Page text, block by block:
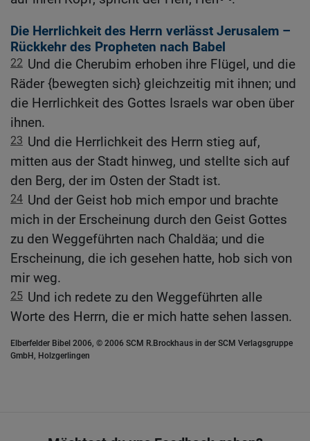
Die Herrlichkeit des Herrn verlässt Jerusalem –
Rückkehr des Propheten nach Babel
22 Und die Cherubim erhoben ihre Flügel, und die
Räder {bewegten sich} gleichzeitig mit ihnen; und
die Herrlichkeit des Gottes Israels war oben über
ihnen.
23 Und die Herrlichkeit des Herrn stieg auf,
mitten aus der Stadt hinweg, und stellte sich auf
den Berg, der im Osten der Stadt ist.
24 Und der Geist hob mich empor und brachte
mich in der Erscheinung durch den Geist Gottes
zu den Weggeführten nach Chaldäa; und die
Erscheinung, die ich gesehen hatte, hob sich von
mir weg.
25 Und ich redete zu den Weggeführten alle
Worte des Herrn, die er mich hatte sehen lassen.
Elberfelder Bibel 2006, © 2006 SCM R.Brockhaus in der SCM Verlagsgruppe
GmbH, Holzgerlingen